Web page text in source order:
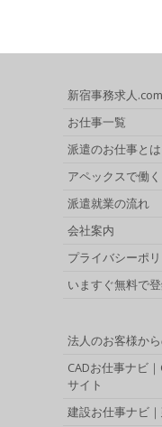
新宿事務求人
お仕事一覧
派遣のお仕事とは
アペックスで働
派遣就業の流れ
会社案内
プライバシーポ
いますぐ無料で
法人のお客様か
CADお仕事ナビ
サイト
建設お仕事ナビ